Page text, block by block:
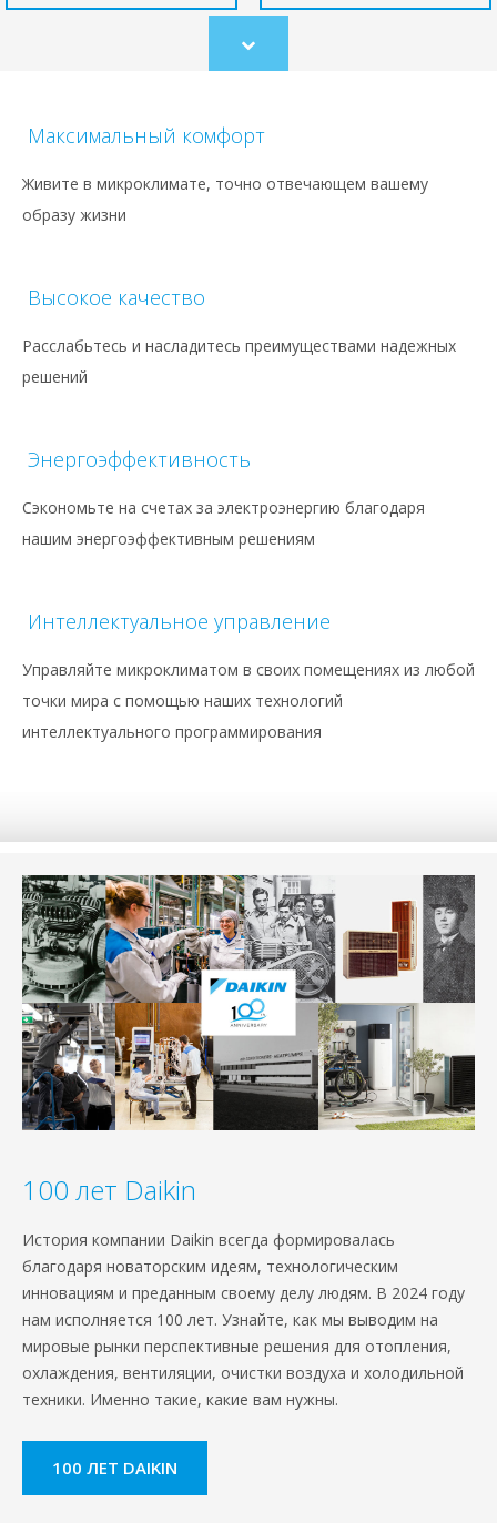
Scroll
to
Максимальный комфорт
Живите в микроклимате, точно отвечающем вашему
образу жизни
Высокое качество
Расслабьтесь и насладитесь преимуществами надежных
решений
Энергоэффективность
Сэкономьте на счетах за электроэнергию благодаря
нашим энергоэффективным решениям
Интеллектуальное управление
Управляйте микроклиматом в своих помещениях из любой
точки мира с помощью наших технологий
интеллектуального программирования
100 лет Daikin
История компании Daikin всегда формировалась
благодаря новаторским идеям, технологическим
инновациям и преданным своему делу людям. В 2024 году
нам исполняется 100 лет. Узнайте, как мы выводим на
мировые рынки перспективные решения для отопления,
охлаждения, вентиляции, очистки воздуха и холодильной
техники. Именно такие, какие вам нужны.
100 ЛЕТ DAIKIN